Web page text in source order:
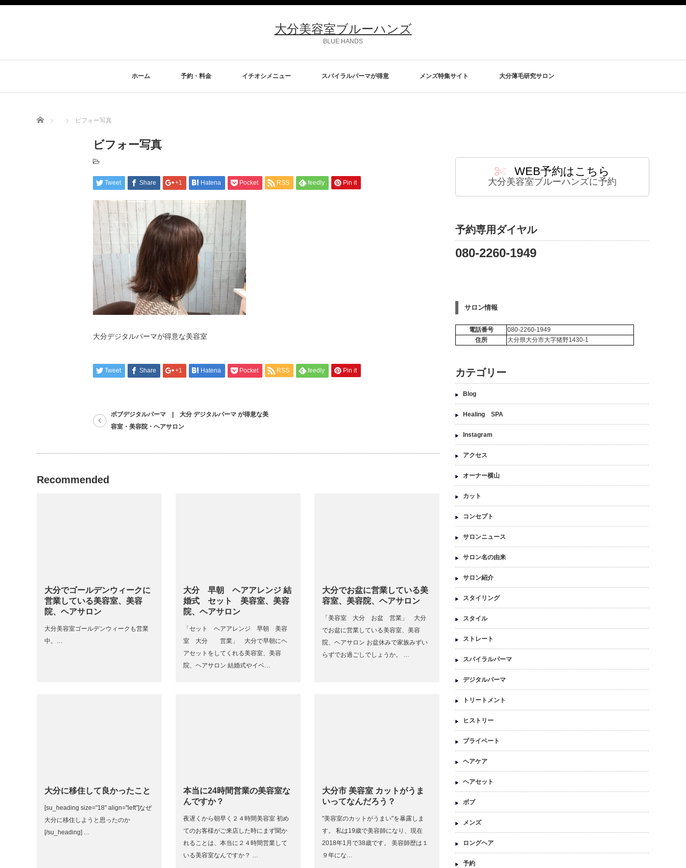
大分美容室ブルーハンズ
BLUE HANDS
ホーム 予約・料金 イチオシメニュー スパイラルパーマが得意 メンズ特集サイト 大分薄毛研究サロン
Home ビフォー写真
ビフォー写真
Tweet Share +1 Hatena Pocket RSS feedly Pin it
大分デジタルパーマが得意な美容室
Tweet Share +1 Hatena Pocket RSS feedly Pin it
ボブデジタルパーマ | 大分 デジタルパーマ が得意な美
容室・美容院・ヘアサロン
Recommended
大分でゴールデンウィークに
営業している美容室、美容
院、ヘアサロン
大分美容室ゴールデンウィークも営業
中。…
大分 早朝 ヘアアレンジ 結
婚式 セット 美容室、美容
院、ヘアサロン
「セット ヘアアレンジ 早朝 美容
室 大分 営業」 大分で早朝にヘ
アセットをしてくれる美容室、美容
院、ヘアサロン 結婚式やイベ…
大分でお盆に営業している美
容室、美容院、ヘアサロン
「美容室 大分 お盆 営業」 大分
でお盆に営業している美容室、美容
院、ヘアサロン お盆休みで家族みずい
らずでお過ごしでしょうか。 …
大分に移住して良かったこと
[su_heading size="18" align="left"]なぜ
大分に移住しようと思ったのか
[/su_heading] …
本当に24時間営業の美容室な
んですか？
夜遅くから朝早く２４時間美容室 初め
てのお客様がご来店した時にまず聞か
れることは、本当に２４時間営業して
いる美容室なんですか？ …
大分市 美容室 カットがうま
いってなんだろう？
"美容室のカットがうまい"を暴露しま
す。 私は19歳で美容師になり、現在
2018年1月で38歳です。 美容師歴は１
９年にな…
WEB予約はこちら
大分美容室ブルーハンズに予約
予約専用ダイヤル
080-2260-1949
サロン情報
電話番号
080-2260-1949
住所
大分県大分市大字猪野1430-1
カテゴリー
Blog
Healing SPA
Instagram
アクセス
オーナー横山
カット
コンセプト
サロンニュース
サロン名の由来
サロン紹介
スタイリング
スタイル
ストレート
スパイラルパーマ
デジタルパーマ
トリートメント
ヒストリー
プライベート
ヘアケア
ヘアセット
ボブ
メンズ
ロングヘア
予約